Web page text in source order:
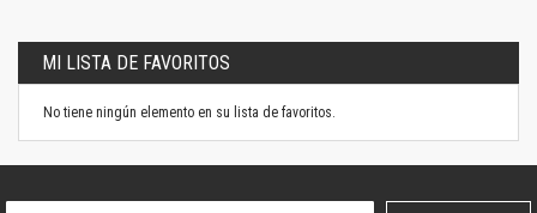
MI LISTA DE FAVORITOS
No tiene ningún elemento en su lista de favoritos.